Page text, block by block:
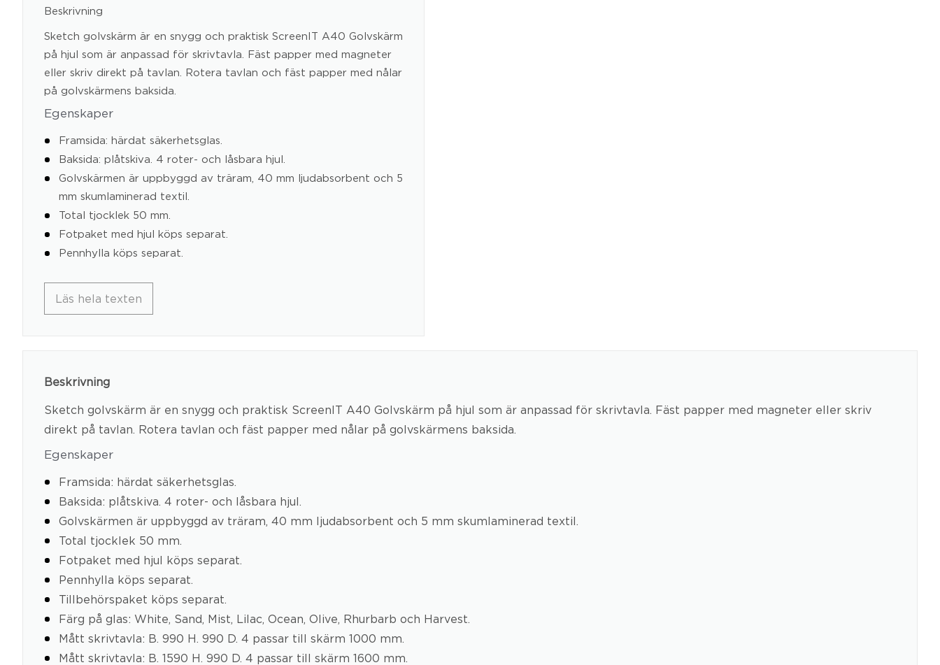
Beskrivning
Sketch golvskärm är en snygg och praktisk ScreenIT A40 Golvskärm
på hjul som är anpassad för skrivtavla. Fäst papper med magneter
eller skriv direkt på tavlan. Rotera tavlan och fäst papper med nålar
på golvskärmens baksida.
Egenskaper
Framsida: härdat säkerhetsglas.
Baksida: plåtskiva. 4 roter- och låsbara hjul.
Golvskärmen är uppbyggd av träram, 40 mm ljudabsorbent och 5
mm skumlaminerad textil.
Total tjocklek 50 mm.
Fotpaket med hjul köps separat.
Pennhylla köps separat.
Läs hela texten
Beskrivning
Sketch golvskärm är en snygg och praktisk ScreenIT A40 Golvskärm på hjul som är anpassad för skrivtavla. Fäst papper med magneter eller skriv
direkt på tavlan. Rotera tavlan och fäst papper med nålar på golvskärmens baksida.
Egenskaper
Framsida: härdat säkerhetsglas.
Baksida: plåtskiva. 4 roter- och låsbara hjul.
Golvskärmen är uppbyggd av träram, 40 mm ljudabsorbent och 5 mm skumlaminerad textil.
Total tjocklek 50 mm.
Fotpaket med hjul köps separat.
Pennhylla köps separat.
Tillbehörspaket köps separat.
Färg på glas: White, Sand, Mist, Lilac, Ocean, Olive, Rhurbarb och Harvest.
Mått skrivtavla: B. 990 H. 990 D. 4 passar till skärm 1000 mm.
Mått skrivtavla: B. 1590 H. 990 D. 4 passar till skärm 1600 mm.